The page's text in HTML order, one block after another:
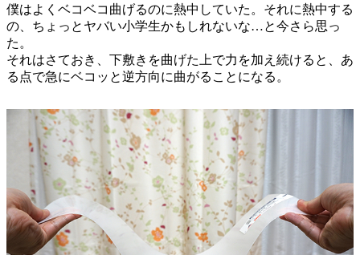
僕はよくベコベコ曲げるのに熱中していた。それに熱中する
の、ちょっとヤバい小学生かもしれないな…と今さら思っ
た。
それはさておき、下敷きを曲げた上で力を加え続けると、あ
る点で急にベコッと逆方向に曲がることになる。